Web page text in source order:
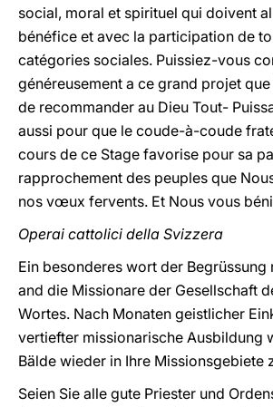
social, moral et spirituel qui doivent
bénéfice et avec la participation de
catégories sociales. Puissiez-vous
généreusement a ce grand projet
de recommander au Dieu Tout-
aussi pour que le coude-à-coude
cours de ce Stage favorise pour sa
rapprochement des peuples que
nos vœux fervents. Et Nous vous
Operai cattolici della Svizzera
Ein besonderes wort der
and die Missionare der Gesellschaft
Wortes. Nach Monaten geistlicher
vertiefter missionarische Ausbildung
Bälde wieder in Ihre Missionsgebiete
Seien Sie alle gute Priester und